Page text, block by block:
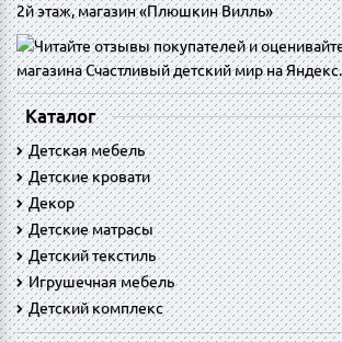
2й этаж, магазин «Плюшкин Вилль»
Каталог
Детская мебель
Детские кровати
Декор
Детские матрасы
Детский текстиль
Игрушечная мебель
Детский комплекс